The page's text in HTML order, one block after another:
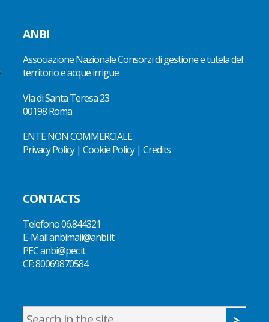
ANBI
Associazione Nazionale Consorzi di gestione e tutela del
territorio e acque irrigue
Via di Santa Teresa 23
00198 Roma
ENTE NON COMMERCIALE
Privacy Policy| Cookie Policy| Credits
CONTACTS
Telefono06.844321
E-Mailanbimail@anbi.it
PEC anbi@pec.it
CF:80069870584